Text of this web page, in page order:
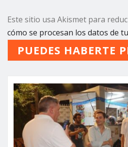
Este sitio usa Akismet para
cómo se procesan los datos de
PUEDES HABERTE